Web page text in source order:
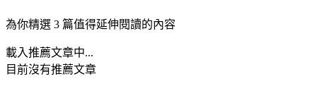
為你精選 3 篇值得延伸閱讀的內容
載入推薦文章中...
目前沒有推薦文章